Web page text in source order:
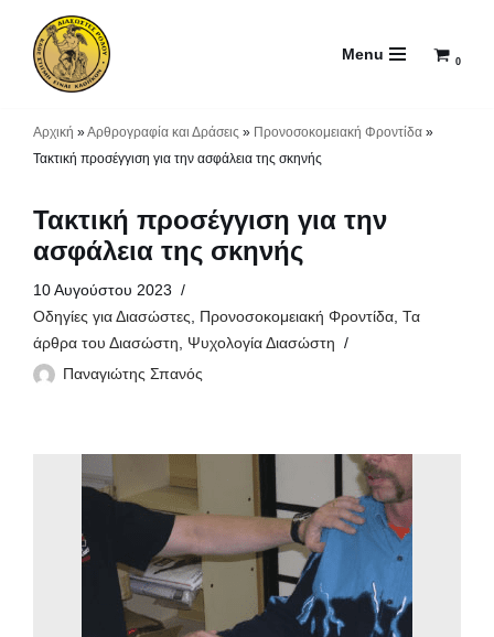
Μεταπηδήστε
Menu 0
Αρχική »Αρθρογραφία και Δράσεις » Προνοσοκομειακή Φροντίδα »
Τακτική προσέγγιση για την ασφάλεια της σκηνής
Τακτική προσέγγιση για την
ασφάλεια της σκηνής
10 Αυγούστου 2023
Οδηγίες για Διασώστες, Προνοσοκομειακή Φροντίδα, Τα
άρθρα του Διασώστη, Ψυχολογία Διασώστη
Παναγιώτης Σπανός